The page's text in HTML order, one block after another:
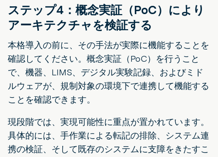
ステップ4：概念実証（PoC）により
アーキテクチャを検証する
本格導入の前に、その手法が実際に機能することを
確認してください。概念実証（PoC）を行うこと
で、機器、LIMS、デジタル実験記録、およびミド
ルウェアが、規制対象の環境下で連携して機能する
ことを確認できます。
現段階では、実現可能性に重点が置かれています。
具体的には、手作業による転記の排除、システム連
携の検証、そして既存のシステムに支障をきたすこ